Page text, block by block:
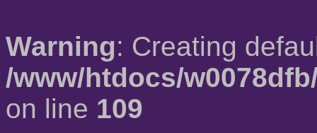
Warning: Creating
/www/htdocs/
on line 109